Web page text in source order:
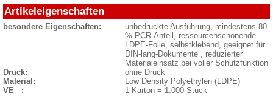
Artikeleigenschaften
besondere Eigenschaften:
unbedruckte Ausführung, mindestens 80
% PCR-Anteil, ressourcenschonende
LDPE-Folie, selbstklebend, geeignet für
DIN-lang-Dokumente , reduzierter
Materialeinsatz bei voller Schutzfunktion
Druck:
ohne Druck
Material:
Low Density Polyethylen (LDPE)
VE :
1 Karton = 1.000 Stück